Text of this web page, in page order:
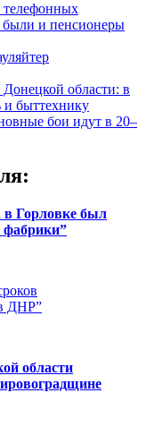
и пенсионеры
области: в
и быттехнику
бои идут в 20–
:
в Горловке был
фабрики”
ДНР”
области